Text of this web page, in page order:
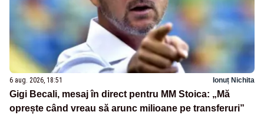
6 aug. 2026, 18:51 Ionuț Nichita
Gigi Becali, mesaj în direct pentru MM Stoica: „Mă
oprește când vreau să arunc milioane pe transferuri”